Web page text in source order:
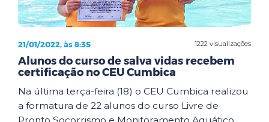
1222 visualizações
21/01/2022, às 8:35
Alunos do curso de salva vidas recebem
certificação no CEU Cumbica
Na última terça-feira (18) o CEU Cumbica realizou
a formatura de 22 alunos do curso Livre de
Pronto Socorrismo e Monitoramento Aquático.